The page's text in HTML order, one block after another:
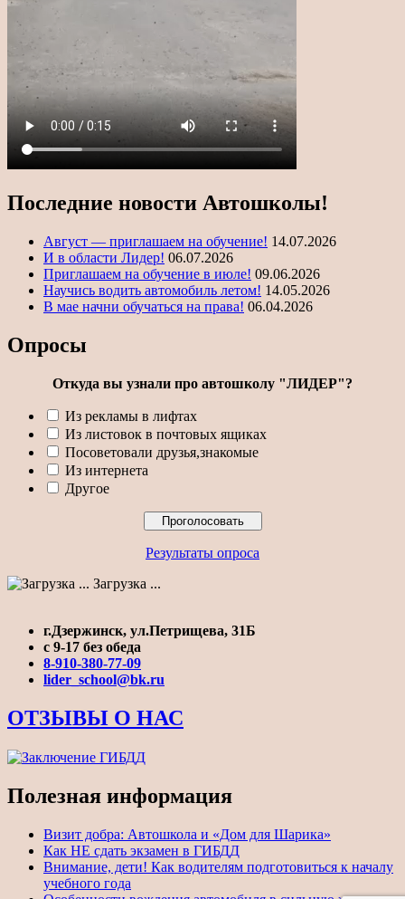
Последние новости Автошколы!
Август — приглашаем на обучение! 14.07.2026
И в области Лидер! 06.07.2026
Приглашаем на обучение в июле! 09.06.2026
Научись водить автомобиль летом! 14.05.2026
В мае начни обучаться на права! 06.04.2026
Опросы
Откуда вы узнали про автошколу "ЛИДЕР"?
Из рекламы в лифтах
Из листовок в почтовых ящиках
Посоветовали друзья,знакомые
Из интернета
Другое
Результаты опроса
Загрузка ...
г.Дзержинск, ул.Петрищева, 31Б
с 9-17 без обеда
8-910-380-77-09
lider_school@bk.ru
ОТЗЫВЫ О НАС
Полезная информация
Визит добра: Автошкола и «Дом для Шарика»
Как НЕ сдать экзамен в ГИБДД
Внимание, дети! Как водителям подготовиться к началу
учебного года